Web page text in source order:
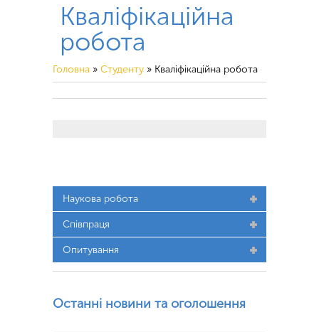
Кваліфікаційна
робота
Головна » Студенту » Кваліфікаційна робота
Наукова робота
Співпраця
Опитування
Останні новини та оголошення